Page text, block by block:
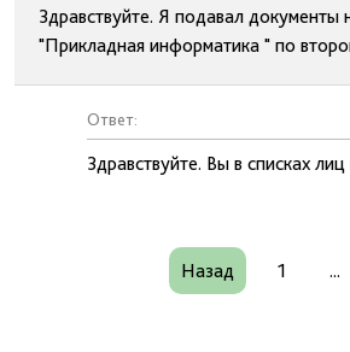
Здравствуйте. Я подавал
"Прикладная информатика " по
Ответ:
Здравствуйте. Вы в списках
Назад 1 ...